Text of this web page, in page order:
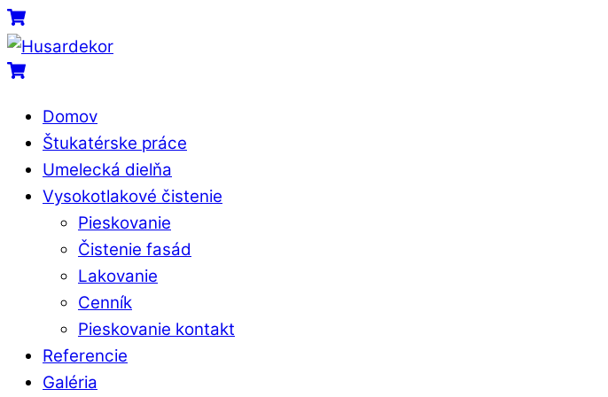
Skip
to
content
Menu
Cart
Cart
Domov
Štukatérske práce
Umelecká dielňa
Vysokotlakové čistenie
Pieskovanie
Čistenie fasád
Lakovanie
Cenník
Pieskovanie kontakt
Referencie
Galéria